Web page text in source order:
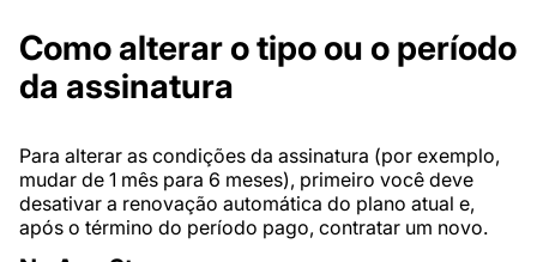
Como alterar o tipo ou o período
da assinatura
Para alterar as condições da assinatura (por exemplo,
mudar de 1 mês para 6 meses), primeiro você deve
desativar a renovação automática do plano atual e,
após o término do período pago, contratar um novo.